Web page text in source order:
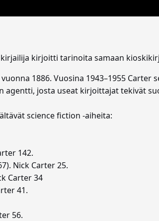
kirjoitti tarinoita samaan
1886. Vuosina 1943–1955 Carter
josta useat kirjoittajat tekivät
science fiction -aiheita:
142.
Nick Carter 25.
Carter 34
41.
56.